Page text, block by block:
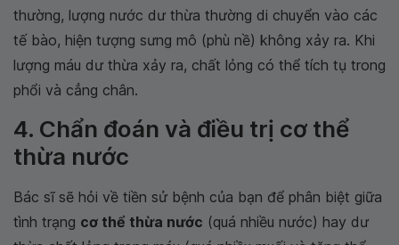
thường, lượng nước dư thừa thường di chuyển vào các
tế bào, hiện tượng sưng mô (phù nề) không xảy ra. Khi
lượng máu dư thừa xảy ra, chất lỏng có thể tích tụ trong
phổi và cẳng chân.
4. Chẩn đoán và điều trị cơ thể
thừa nước
Bác sĩ sẽ hỏi về tiền sử bệnh của bạn để phân biệt giữa
tình trạng cơ thể thừa nước (quá nhiều nước) hay dư